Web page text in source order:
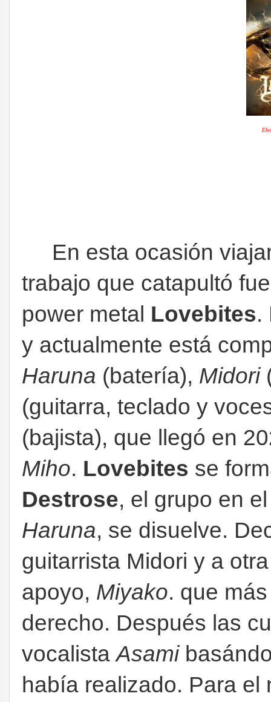
En esta ocasión
trabajo que catapultó
power metal Lovebites.
y actualmente está
Haruna (batería), Midori
(guitarra, teclado y
(bajista), que llegó en
Miho. Lovebites se
Destrose, el grupo en
Haruna, se disuelve.
guitarrista Midori y a
apoyo, Miyako. que
derecho. Después las
vocalistaAsami
había realizado. Para el